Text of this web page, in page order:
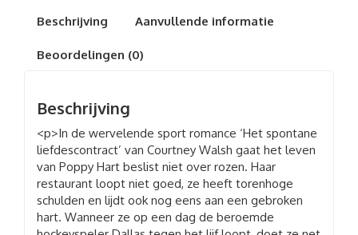
Beschrijving Aanvullende informatie
Beoordelingen (0)
Beschrijving
<p>In de wervelende sport romance ‘Het spontane
liefdescontract’ van Courtney Walsh gaat het leven
van Poppy Hart beslist niet over rozen. Haar
restaurant loopt niet goed, ze heeft torenhoge
schulden en lijdt ook nog eens aan een gebroken
hart. Wanneer ze op een dag de beroemde